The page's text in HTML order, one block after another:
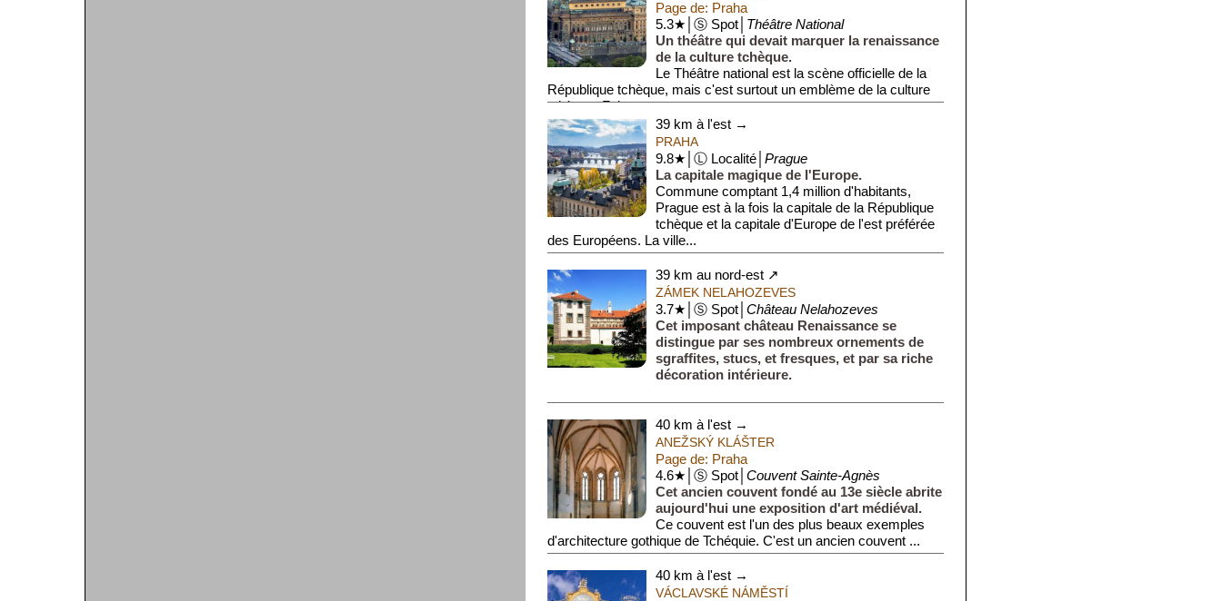
Page de: Praha
5.3★│Ⓢ Spot│ Théâtre National
Un théâtre qui devait marquer la renaissance
de la culture tchèque.
Le Théâtre national est la scène officielle de la
République tchèque, mais c'est surtout un emblème de la culture
tchèque. Fait...
39 km à l'est →
PRAHA
9.8★│Ⓛ Localité│ Prague
La capitale magique de l'Europe.
Commune comptant 1,4 million d'habitants,
Prague est à la fois la capitale de la République
tchèque et la capitale d'Europe de l'est préférée
des Européens. La ville...
39 km au nord-est ↗
ZÁMEK NELAHOZEVES
3.7★│Ⓢ Spot│ Château Nelahozeves
Cet imposant château Renaissance se
distingue par ses nombreux ornements de
sgraffites, stucs, et fresques, et par sa riche
décoration intérieure.
40 km à l'est →
ANEŽSKÝ KLÁŠTER
Page de: Praha
4.6★│Ⓢ Spot│ Couvent Sainte-Agnès
Cet ancien couvent fondé au 13e siècle abrite
aujourd'hui une exposition d'art médiéval.
Ce couvent est l'un des plus beaux exemples
d'architecture gothique de Tchéquie. C'est un ancien couvent ...
40 km à l'est →
VÁCLAVSKÉ NÁMĚSTÍ